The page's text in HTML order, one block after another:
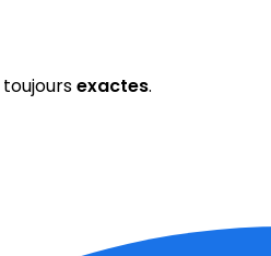
toujoursexactes.